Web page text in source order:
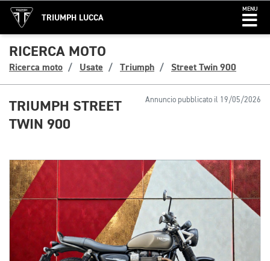
TRIUMPH LUCCA
MENU
RICERCA MOTO
Ricerca moto Usate Triumph Street Twin 900
Annuncio pubblicato il 19/05/2026
TRIUMPH STREET
TWIN 900